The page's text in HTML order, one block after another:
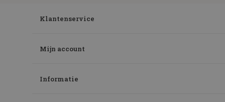
Klantenservice
Mijn account
Informatie